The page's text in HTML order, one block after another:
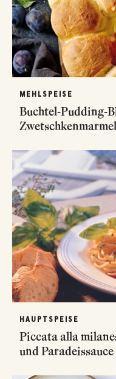
MEHLSPEISE
Buchtel-Pudding-
HAUPTSPEISE
Piccata alla
und Paradeissauce